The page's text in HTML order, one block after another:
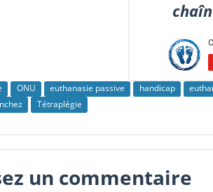
ONU euthanasie passive handicap
Tétraplégie
un commentaire